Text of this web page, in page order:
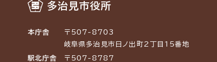
多治見市役所
本庁舎
〒507-8703
岐阜県多治見市日ノ出町2丁目15番地
駅北庁舎
〒507-8787